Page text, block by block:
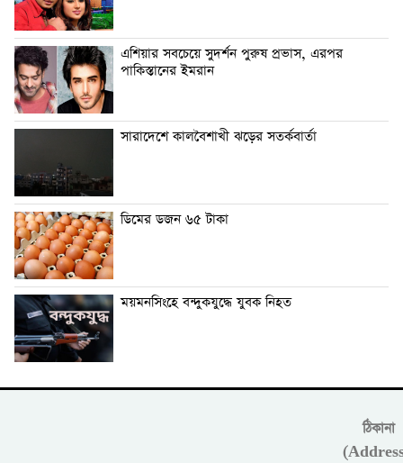
এশিয়ার সবচেয়ে সুদর্শন পুরুষ প্রভাস, এরপর
পাকিস্তানের ইমরান
সারাদেশে কালবৈশাখী ঝড়ের সতর্কবার্তা
ডিমের ডজন ৬৫ টাকা
ময়মনসিংহে বন্দুকযুদ্ধে যুবক নিহত
ঠিকানা